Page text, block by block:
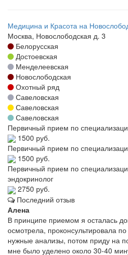
Медицина и Красота на
Москва, Новослободская д. 3
Белорусская
Достоевская
Менделеевская
Новослободская
Охотный ряд
Савеловская
Савеловская
Савеловская
Первичный прием по
1500 руб.
Первичный прием по
1500 руб.
Первичный прием по
эндокринолог
2750 руб.
Последний отзыв
Алена
В принципе приемом я осталась
осмотрела, проконсультировала
нужные анализы, потом приду на
мне было уделено около 30-40